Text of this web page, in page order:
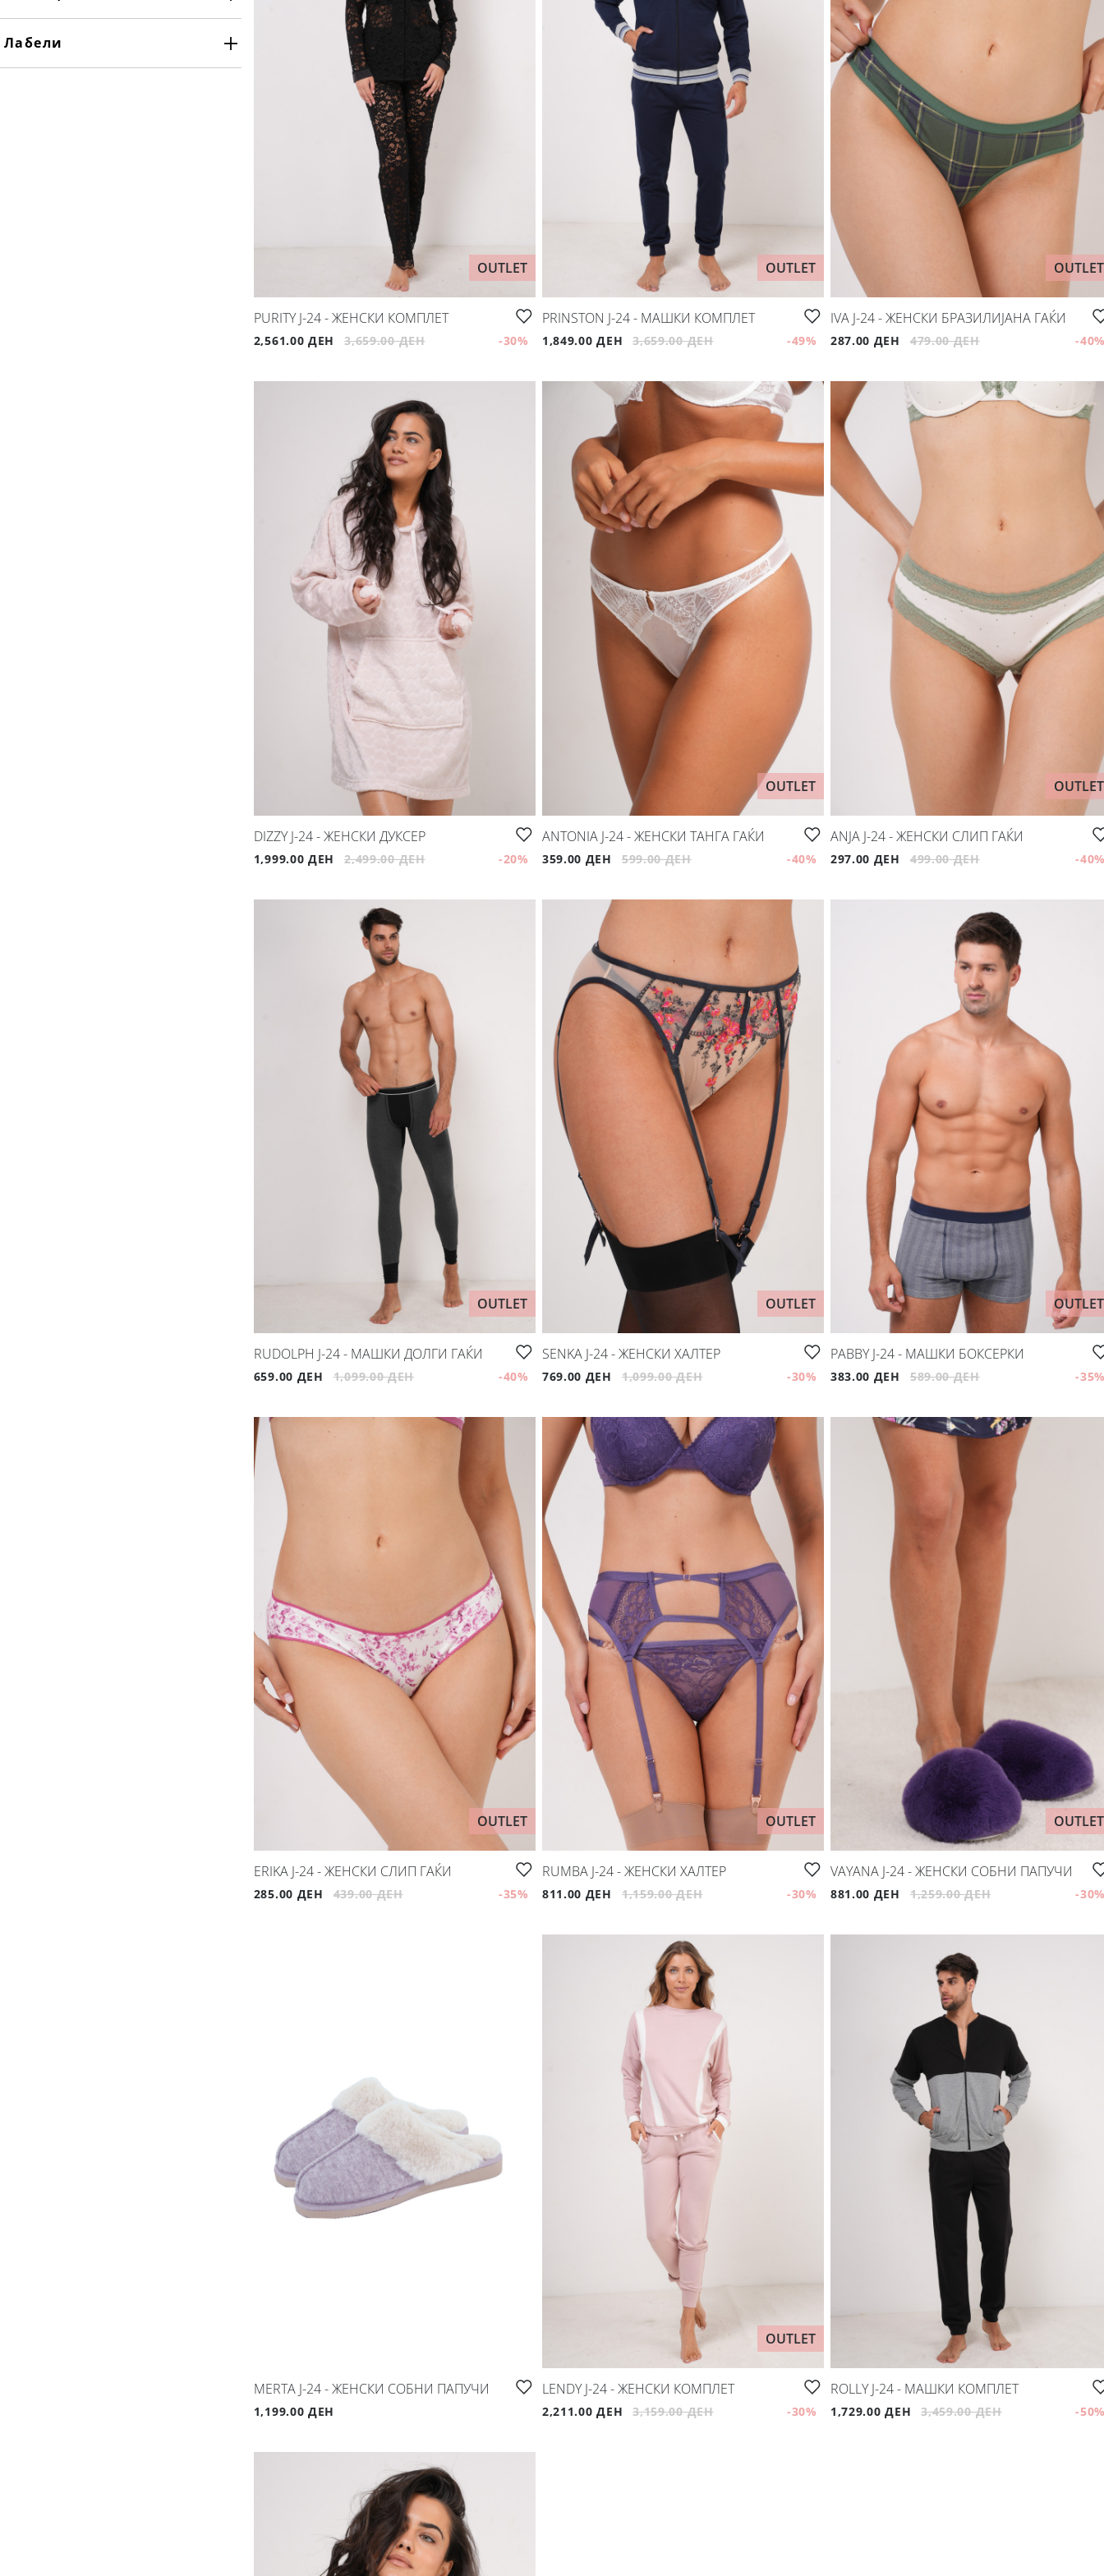
Лабели
OUTLET
PURITY J-24 - ЖЕНСКИ КОМПЛЕТ
2,561.00 ДЕН 3,659.00 ДЕН -30%
OUTLET
PRINSTON J-24 - МАШКИ КОМПЛЕТ
1,849.00 ДЕН 3,659.00 ДЕН -49%
OUTLET
IVA J-24 - ЖЕНСКИ БРАЗИЛИЈАНА ГАЌИ
287.00 ДЕН 479.00 ДЕН -40
DIZZY J-24 - ЖЕНСКИ ДУКСЕР
1,999.00 ДЕН 2,499.00 ДЕН -20%
OUTLET
ANTONIA J-24 - ЖЕНСКИ ТАНГА ГАЌИ
359.00 ДЕН 599.00 ДЕН -40%
OUTLET
ANJA J-24 - ЖЕНСКИ СЛИП ГАЌИ
297.00 ДЕН 499.00 ДЕН -40
OUTLET
RUDOLPH Ј-24 - МАШКИ ДОЛГИ ГАЌИ
659.00 ДЕН 1,099.00 ДЕН -40%
OUTLET
SENKA J-24 - ЖЕНСКИ ХАЛТЕР
769.00 ДЕН 1,099.00 ДЕН -30%
OUTLET
PABBY J-24 - МАШКИ БОКСЕРКИ
383.00 ДЕН 589.00 ДЕН -35
OUTLET
ERIKA J-24 - ЖЕНСКИ СЛИП ГАЌИ
285.00 ДЕН 439.00 ДЕН -35%
OUTLET
RUMBA J-24 - ЖЕНСКИ ХАЛТЕР
811.00 ДЕН 1,159.00 ДЕН -30%
OUTLET
VAYANA J-24 - ЖЕНСКИ СОБНИ ПАПУЧИ
881.00 ДЕН 1,259.00 ДЕН -30
MERTA J-24 - ЖЕНСКИ СОБНИ ПАПУЧИ
1,199.00 ДЕН
OUTLET
LENDY J-24 - ЖЕНСКИ КОМПЛЕТ
2,211.00 ДЕН 3,159.00 ДЕН -30%
ROLLY J-24 - МАШКИ КОМПЛЕТ
1,729.00 ДЕН 3,459.00 ДЕН -50